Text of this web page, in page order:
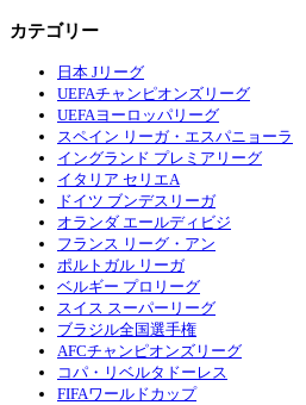
カテゴリー
日本 Jリーグ
UEFAチャンピオンズリーグ
UEFAヨーロッパリーグ
スペイン リーガ・エスパニョーラ
イングランド プレミアリーグ
イタリア セリエA
ドイツ ブンデスリーガ
オランダ エールディビジ
フランス リーグ・アン
ポルトガル リーガ
ベルギー プロリーグ
スイス スーパーリーグ
ブラジル全国選手権
AFCチャンピオンズリーグ
コパ・リベルタドーレス
FIFAワールドカップ